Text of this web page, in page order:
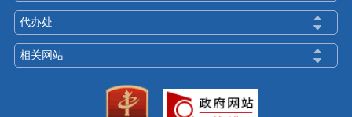
代办处
相关网站